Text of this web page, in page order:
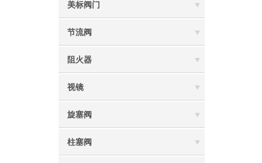
美标阀门
节流阀
阻火器
视镜
旋塞阀
柱塞阀